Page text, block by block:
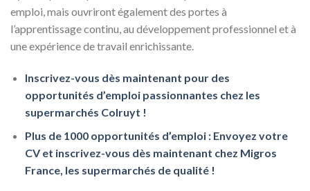
emploi, mais ouvriront également des portes à
l’apprentissage continu, au développement professionnel et à
une expérience de travail enrichissante.
Inscrivez-vous dès maintenant pour des
opportunités d’emploi passionnantes chez les
supermarchés Colruyt !
Plus de 1000 opportunités d’emploi : Envoyez votre
CV et inscrivez-vous dès maintenant chez Migros
France, les supermarchés de qualité !